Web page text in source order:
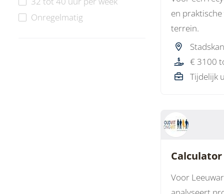
Onregelmatig
en
terrein.
€ 3100
Tijdelijk
Calculator
Voor